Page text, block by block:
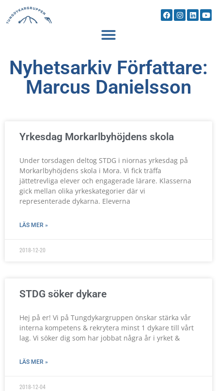
Nyhetsarkiv Författare:
Marcus Danielsson
Yrkesdag Morkarlbyhöjdens skola
Under torsdagen deltog STDG i niornas yrkesdag på
Morkarlbyhöjdens skola i Mora. Vi fick träffa
jättetrevliga elever och engagerade lärare. Klasserna
gick mellan olika yrkeskategorier där vi
representerade dykarna. Eleverna
LÄS MER »
2018-12-20
STDG söker dykare
Hej på er! Vi på Tungdykargruppen önskar stärka vår
interna kompetens & rekrytera minst 1 dykare till vårt
lag. Vi söker dig som har jobbat några år i yrket &
LÄS MER »
2018-12-04